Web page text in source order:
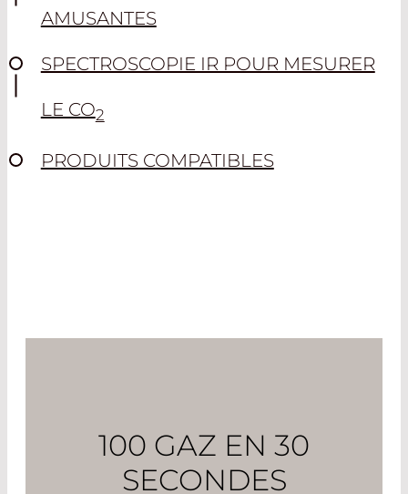
AMUSANTES
SPECTROSCOPIE IR POUR MESURER
LE CO2
PRODUITS COMPATIBLES
100 GAZ EN 30
SECONDES